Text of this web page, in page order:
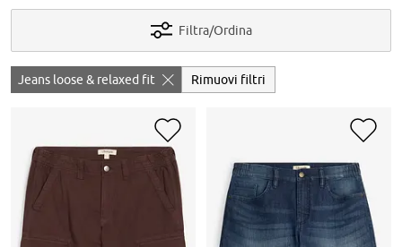
Filtra/Ordina
Jeans loose & relaxed fit Rimuovi filtri